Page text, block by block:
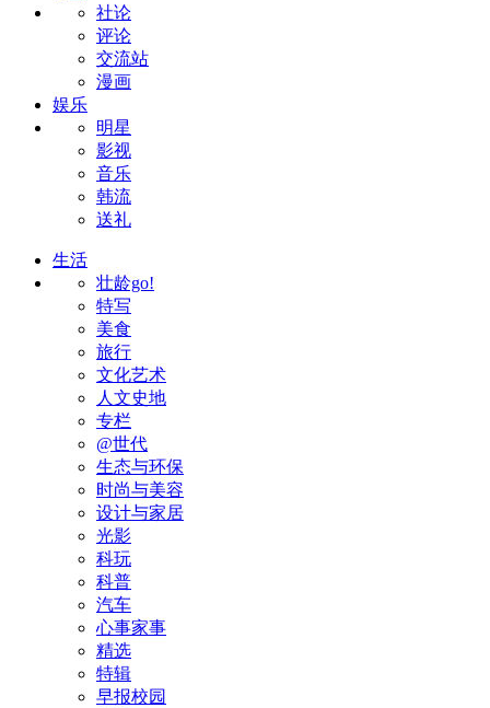
社论
评论
交流站
漫画
娱乐
明星
影视
音乐
韩流
送礼
生活
壮龄go!
特写
美食
旅行
文化艺术
人文史地
专栏
@世代
生态与环保
时尚与美容
设计与家居
光影
科玩
科普
汽车
心事家事
精选
特辑
早报校园